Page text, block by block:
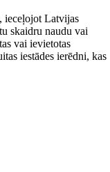
ieceļojot Latvijas
skaidru naudu vai
vai ievietotas
iestādes ierēdni, kas